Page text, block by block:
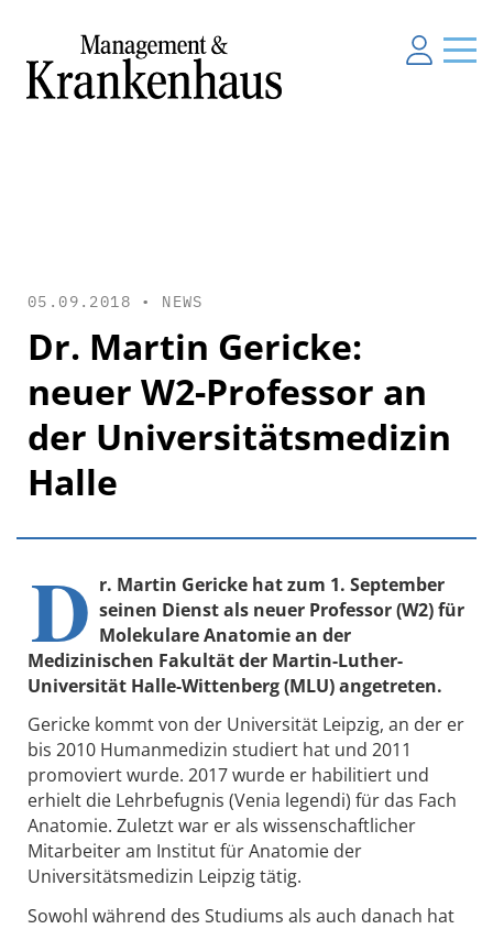
05.09.2018 • NEWS
Dr. Martin Gericke:
neuer W2-Professor an
der Universitätsmedizin
Halle
D r. Martin Gericke hat zum 1. September
seinen Dienst als neuer Professor (W2) für
Molekulare Anatomie an der
Medizinischen Fakultät der Martin-Luther-
Universität Halle-Wittenberg (MLU) angetreten.
Gericke kommt von der Universität Leipzig, an der er
bis 2010 Humanmedizin studiert hat und 2011
promoviert wurde. 2017 wurde er habilitiert und
erhielt die Lehrbefugnis (Venia legendi) für das Fach
Anatomie. Zuletzt war er als wissenschaftlicher
Mitarbeiter am Institut für Anatomie der
Universitätsmedizin Leipzig tätig.
Sowohl während des Studiums als auch danach hat